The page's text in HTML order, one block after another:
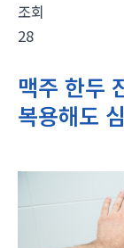
조회
28
맥주 한두
복용해도